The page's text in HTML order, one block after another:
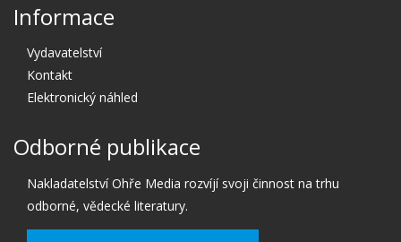
Informace
Vydavatelství
Kontakt
Elektronický náhled
Odborné publikace
Nakladatelství Ohře Media rozvíjí svoji činnost na trhu
odborné, vědecké literatury.